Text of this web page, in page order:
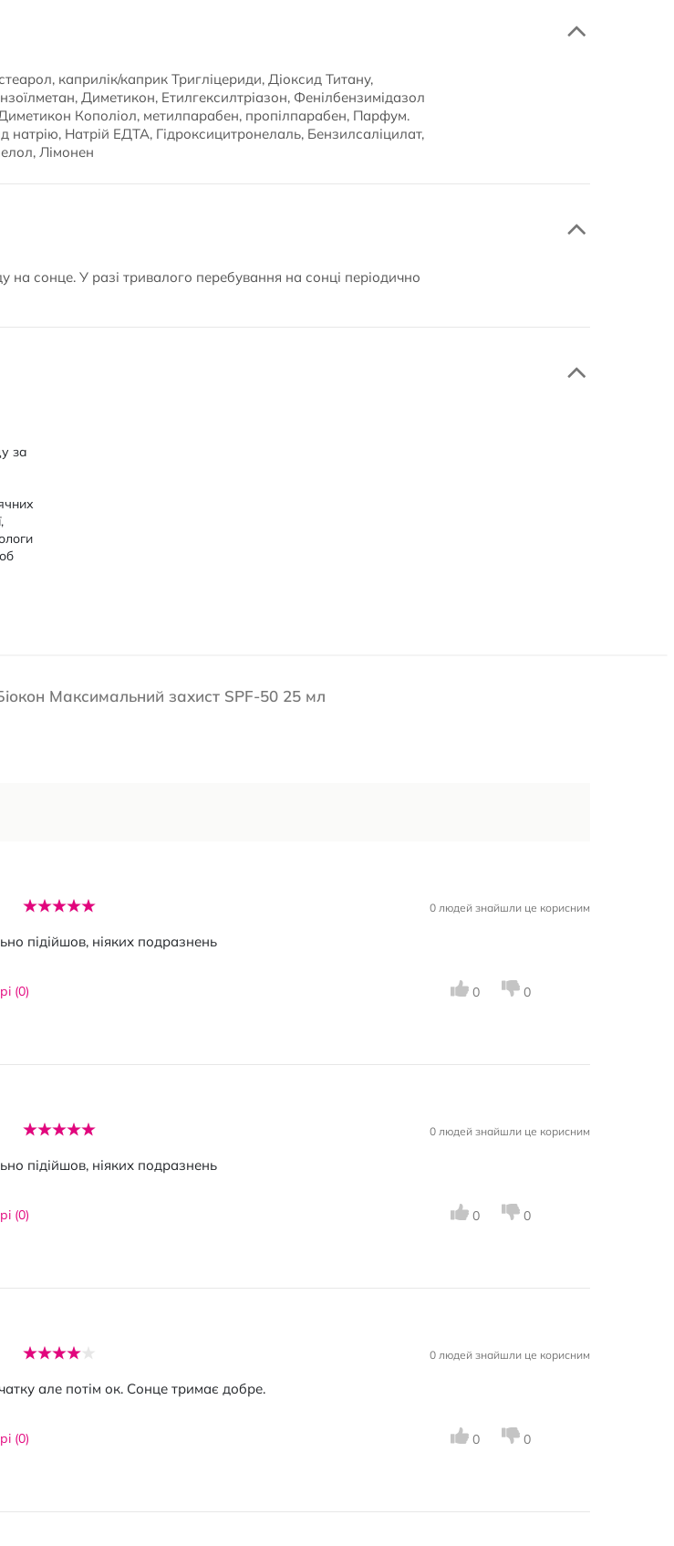
каприлік/каприк Тригліцериди, Діоксид Титану,
Диметикон, Етилгексилтріазон, Фенілбензимідазол
Кополіол, метилпарабен, пропілпарабен, Парфум.
натрію, Натрій ЕДТА, Гідроксицитронелаль, Бензилсаліцилат,
Лімонен
сонце. У разі тривалого перебування на сонці періодично
за
Максимальний захист SPF-50 25 мл
0 людей знайшли це корисним
підійшов, ніяких подразнень
(0) 0 0
0 людей знайшли це корисним
підійшов, ніяких подразнень
(0) 0 0
0 людей знайшли це корисним
але потім ок. Сонце тримає добре.
(0) 0 0